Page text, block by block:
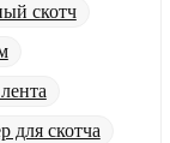
скотч
для скотча